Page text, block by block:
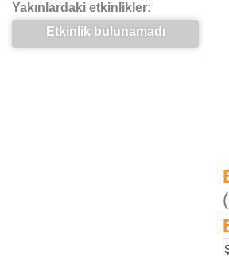
Yakınlardaki etkinlikler:
Etkinlik bulunamadı